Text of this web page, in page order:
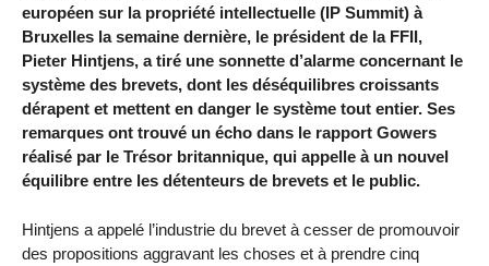
européen sur la propriété intellectuelle (IP Summit) à
Bruxelles la semaine dernière, le président de la FFII,
Pieter Hintjens, a tiré une sonnette d’alarme concernant le
système des brevets, dont les déséquilibres croissants
dérapent et mettent en danger le système tout entier. Ses
remarques ont trouvé un écho dans le rapport Gowers
réalisé par le Trésor britannique, qui appelle à un nouvel
équilibre entre les détenteurs de brevets et le public.
Hintjens a appelé l’industrie du brevet à cesser de promouvoir
des propositions aggravant les choses et à prendre cinq